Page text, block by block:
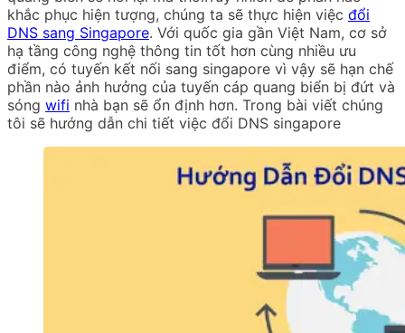
khắc phục hiện tượng, chúng ta sẽ thực hiện việc đổi
DNS sang Singapore. Với quốc gia gần Việt Nam, cơ sở
hạ tầng công nghệ thông tin tốt hơn cùng nhiều ưu
điểm, có tuyến kết nối sang singapore vì vậy sẽ hạn chế
phần nào ảnh hưởng của tuyến cáp quang biển bị đứt và
sóng wifi nhà bạn sẽ ổn định hơn. Trong bài viết chúng
tôi sẽ hướng dẫn chi tiết việc đổi DNS singapore